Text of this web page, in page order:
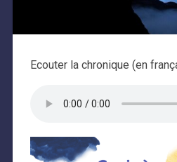
Ecouter la chronique (en